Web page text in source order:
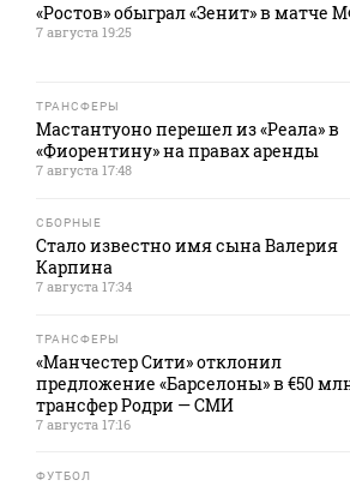
«Ростов» обыграл «Зенит» в матче
7 августа 19:25
ТРАНСФЕРЫ
Мастантуоно перешел из «Реала» в
«Фиорентину» на правах аренды
7 августа 17:48
СБОРНЫЕ
Стало известно имя сына Валерия
Карпина
7 августа 17:34
ТРАНСФЕРЫ
«Манчестер Сити» отклонил
предложение «Барселоны» в €50
трансфер Родри — СМИ
7 августа 17:16
ФУТБОЛ